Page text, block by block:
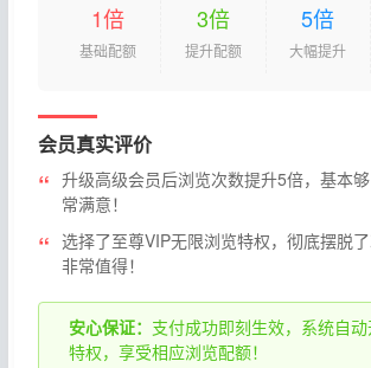
1倍
基础配额
3倍
提升配额
5倍
大幅提升
会员真实评价
升级高级会员后浏览次数提升5倍，基本
常满意！
选择了至尊VIP无限浏览特权，彻底摆脱
非常值得！
安心保证： 支付成功即刻生效，系统自
特权，享受相应浏览配额！